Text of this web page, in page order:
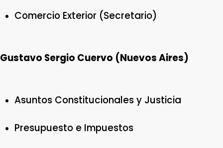
Comercio Exterior (Secretario)
Gustavo Sergio Cuervo (Nuevos Aires)
Asuntos Constitucionales y Justicia
Presupuesto e Impuestos